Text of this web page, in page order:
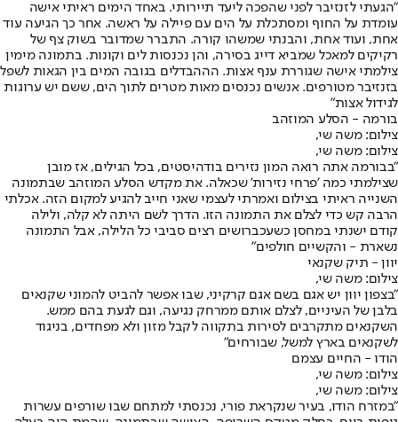
"הגעתי לזנזיבר לפני שהפכה ליעד תיירותי. באחד הימים ראיתי אישה
עומדת על החוף ומסתכלת על הים עם פיילה על ראשה. אחר כך הגיעה עוד
אחת, ועוד אחת, והבנתי שמשהו קורה. התברר שמדובר בשוק צף של
רקיקים למאכל שמביא דייג בסירה, והן נכנסות לים וקונות. בתמונה מימין
צילמתי אישה שגוררת ענף אצות. הההבדלים בגובה המים בין הגאות לשפל
בזנזיבר מטורפים. אנשים נכנסים מאות מטרים לתוך הים, ששם יש ערוגות
לגידול אצות"
בורמה - הסלע המוזהב
צילום: משה שי,
צילום: משה שי,
"בבורמה אתה רואה המון נזירים בודהיסטים, בכל הגילים, אז מובן
שצילמתי כמה 'פרחי נזירות' שכאלה. את מקדש הסלע המוזהב שבתמונה
השנייה ראיתי בצילום ואמרתי לעצמי שאני חייב להגיע למקום הזה. אכלתי
הרבה קש כדי לצלם את התמונה הזו. הדרך לשם היתה לא קלה, ולילה
קודם ישנתי במחסן כשעכברושים רצים סביבי כל הלילה, אבל התמונה
נשארת - והקשיים חולפים"
יוון - תיק שקנאי
צילום: משה שי,
"בצפון יוון יש אגם בשם אגם קרקיני, שבו אפשר להביט להמוני שקנאים
בלבן של העיניים, לצלם אותם ממרחק נגיעה, וגם לגעת בהם ממש.
השקנאים מתקרבים לסירות בתקווה לקבל מזון ולא מפחדים, בניגוד
לשקנאים בארץ למשל, שבורחים"
הודו - החיים עצמם
צילום: משה שי,
צילום: משה שי,
"במזרח הודו, בעיר שנקראת פורי, נכנסתי למתחם שבו שורפים עשרות